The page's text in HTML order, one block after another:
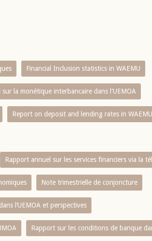
Financial Inclusion statistics in WAEMU
la monétique interbancaire dans l'UEMOA
Report on deposit and lending rates in WAEMU
Rapport annuel sur les services financiers via la
Note trimestrielle de conjoncture
l‘UEMOA et perspectives
Rapport sur les conditions de banque